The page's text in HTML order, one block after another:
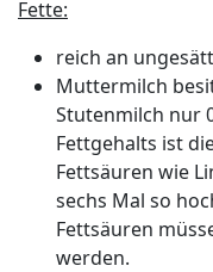
Fette:
reich an
Muttermilch
Stutenmilch nur
Fettgehalts ist
Fettsäuren wie
sechs Mal so
Fettsäuren
werden.